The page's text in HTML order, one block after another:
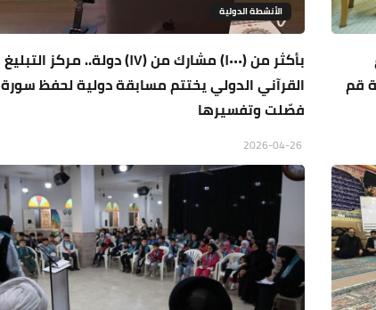
قم
الأنشطة الدولية
بأكثر من (١٠٠٠) مشارك من (١٧) دولة.. مركز التبليغ
القرآني الدولي يختتم مسابقة دولية لحفظ سورة
فصّلت وتفسيرها